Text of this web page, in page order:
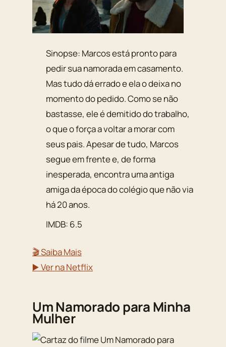
Sinopse: Marcos está pronto para
pedir sua namorada em casamento.
Mas tudo dá errado e ela o deixa no
momento do pedido. Como se não
bastasse, ele é demitido do trabalho,
o que o força a voltar a morar com
seus pais. Apesar de tudo, Marcos
segue em frente e, de forma
inesperada, encontra uma antiga
amiga da época do colégio que não via
há 20 anos.
IMDB: 6.5
🎬 Saiba Mais
▶️ Ver na Netflix
Um Namorado para Minha
Mulher